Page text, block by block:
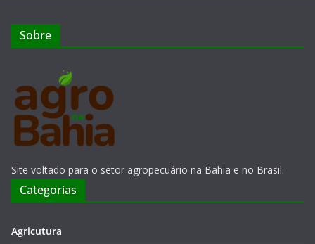
Sobre
Site voltado para o setor agropecuário na Bahia e no Brasil.
Categorias
Agricutura